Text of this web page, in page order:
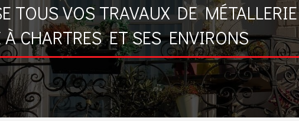
TOUS VOS TRAVAUX DE MÉTALLERIE
À CHARTRES ET SES ENVIRONS